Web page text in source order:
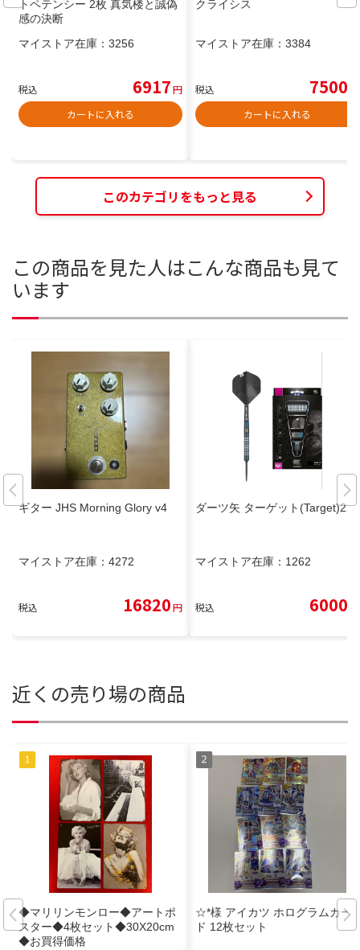
トペテンシー 2枚 真気楼と誠偽
感の決断
マイストア在庫： 3256
税込 6917円
カートに入れる
クライシス
マイストア在庫： 3384
税込 7500
カートに入れる
このカテゴリをもっと見る
この商品を見た人はこんな商品も見て
います
ギター JHS Morning Glory v4
マイストア在庫： 4272
税込 16820円
ダーツ矢 ターゲット(Target)22g
マイストア在庫： 1262
税込 6000
近くの売り場の商品
◆マリリンモンロー◆アートポ
スター◆4枚セット◆30X20cm
◆お買得価格
☆*様 アイカツ ホログラムカー
ド 12枚セット